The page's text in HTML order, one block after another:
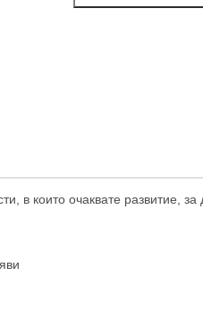
в които очаквате развитие,